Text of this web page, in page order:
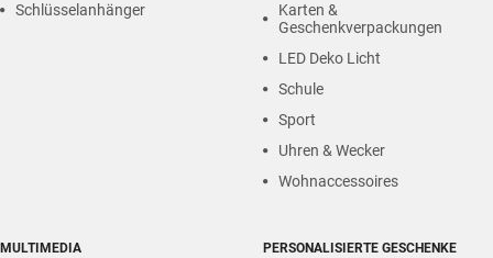
Schlüsselanhänger
Karten &
Geschenkverpackungen
LED Deko Licht
Schule
Sport
Uhren & Wecker
Wohnaccessoires
MULTIMEDIA PERSONALISIERTE GESCHENKE